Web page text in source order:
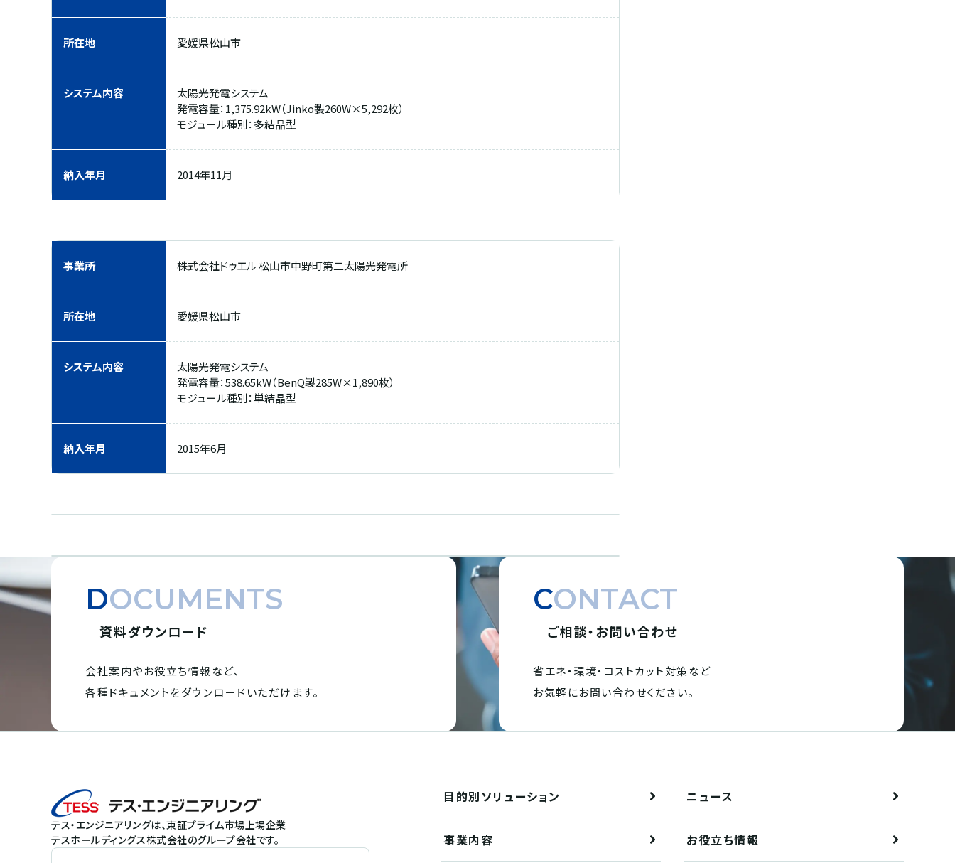
所在地 愛媛県松山市
システム内容
太陽光発電システム
発電容量：1,375.92kW（Jinko製260W×5,292枚）
モジュール種別：多結晶型
納入年月 2014年11月
事業所 株式会社ドゥエル 松山市中野町第二太陽光発電所
所在地 愛媛県松山市
システム内容
太陽光発電システム
発電容量：538.65kW（BenQ製285W×1,890枚）
モジュール種別：単結晶型
納入年月 2015年6月
DOCUMENTS
資料ダウンロード
会社案内やお役立ち情報など、
各種ドキュメントをダウンロードいただけます。
CONTACT
ご相談・お問い合わせ
省エネ・環境・ コストカット対策など
お気軽にお問い合わせください。
テス・エンジニアリングは、東証プライム市場上場企業
テスホールディングス株式会社のグループ会社です。
目的別ソリューション ニュース
事業内容 お役立ち情報